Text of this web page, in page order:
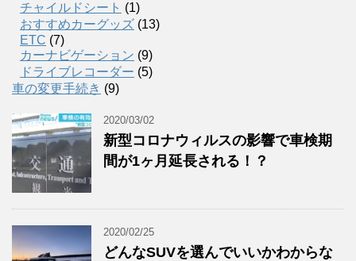
チャイルドシート (1)
おすすめカーグッズ (13)
ETC (7)
カーナビゲーション (9)
ドライブレコーダー (5)
車の変更手続き (9)
2020/03/02
新型コロナウィルスの影響で車検期
間が1ヶ月延長される！？
2020/02/25
どんなSUVを選んでいいかわからな